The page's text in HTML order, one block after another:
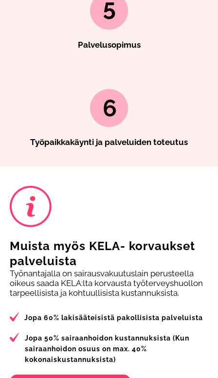
Palvelusopimus
Työpaikkakäynti ja palveluiden toteutus
Muista myös KELA- korvaukset
palveluista
Työnantajalla on sairausvakuutuslain perusteella
oikeus saada KELA:lta korvausta työterveyshuollon
tarpeellisista ja kohtuullisista kustannuksista.
Jopa 60% lakisääteisistä pakollisista palveluista
Jopa 50% sairaanhoidon kustannuksista (Kun
sairaanhoidon osuus on max. 40%
kokonaiskustannuksista)